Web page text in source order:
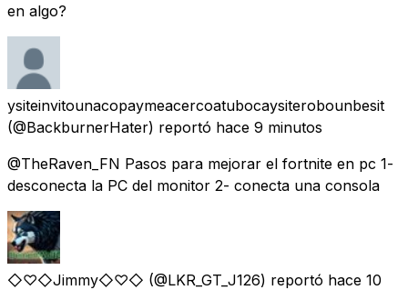
en algo?
ysiteinvitounacopaymeacercoatubocaysiterobounbesit
(@BackburnerHater) reportó hace 9 minutos
@TheRaven_FN Pasos para mejorar el fortnite en pc 1-
desconecta la PC del monitor 2- conecta una consola
◇♡◇Jimmy◇♡◇ (@LKR_GT_J126) reportó hace 10